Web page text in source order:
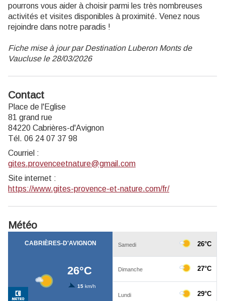
pourrons vous aider à choisir parmi les très nombreuses
activités et visites disponibles à proximité. Venez nous
rejoindre dans notre paradis !
Fiche mise à jour par Destination Luberon Monts de
Vaucluse le 28/03/2026
Contact
Place de l'Eglise
81 grand rue
84220 Cabrières-d'Avignon
Tél. 06 24 07 37 98
Courriel :
gites.provenceetnature@gmail.com
Site internet :
https://www.gites-provence-et-nature.com/fr/
Météo